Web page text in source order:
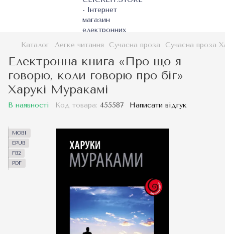
Каталог Легке читання Сучасна проза Сучасна проза
Електронна книга «Про що я
говорю, коли говорю про біг»
Харукі Муракамі
В наявності Код товара: 455587 Написати відгук
MOBI
EPUB
FB2
PDF